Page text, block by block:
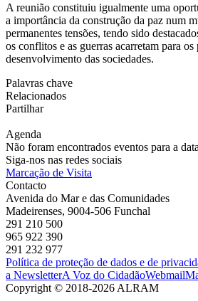
A reunião constituiu igualmente uma
a importância da construção da paz num
permanentes tensões, tendo sido
os conflitos e as guerras acarretam para os
desenvolvimento das sociedades.
Palavras chave
Relacionados
Partilhar
Agenda
Não foram encontrados eventos para a
Siga-nos nas redes sociais
Marcação de Visita
Contacto
Avenida do Mar e das Comunidades
Madeirenses, 9004-506 Funchal
291 210 500
965 922 390
291 232 977
Política de proteção de dados e de
a NewsletterA Voz do CidadãoWebmail
Copyright © 2018-2026 ALRAM